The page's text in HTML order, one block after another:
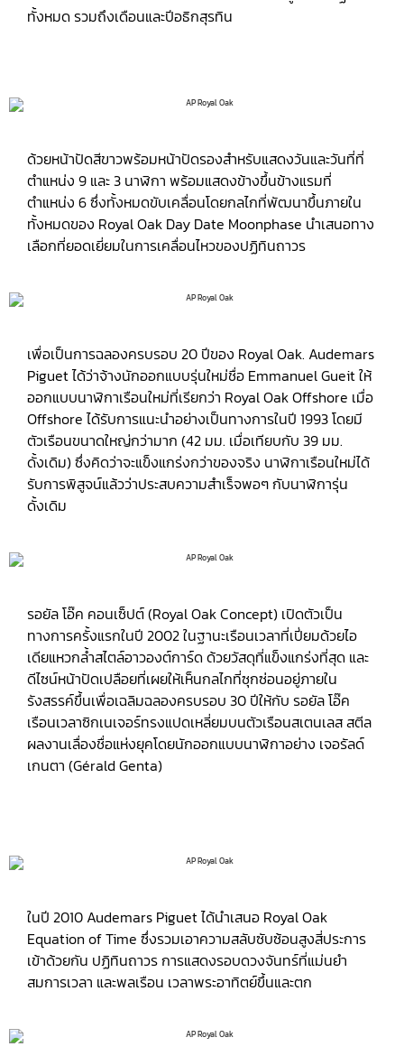
ทั้งหมด รวมถึงเดือนและปีอธิกสุรทิน
ด้วยหน้าปัดสีขาวพร้อมหน้าปัดรองสำหรับแสดงวันและวันที่ที่
ตำแหน่ง 9 และ 3 นาฬิกา พร้อมแสดงข้างขึ้นข้างแรมที่
ตำแหน่ง 6 ซึ่งทั้งหมดขับเคลื่อนโดยกลไกที่พัฒนาขึ้นภายใน
ทั้งหมดของ Royal Oak Day Date Moonphase นำเสนอทาง
เลือกที่ยอดเยี่ยมในการเคลื่อนไหวของปฏิทินถาวร
เพื่อเป็นการฉลองครบรอบ 20 ปีของ Royal Oak. Audemars
Piguet ได้ว่าจ้างนักออกแบบรุ่นใหม่ชื่อ Emmanuel Gueit ให้
ออกแบบนาฬิกาเรือนใหม่ที่เรียกว่า Royal Oak Offshore เมื่อ
Offshore ได้รับการแนะนำอย่างเป็นทางการในปี 1993 โดยมี
ตัวเรือนขนาดใหญ่กว่ามาก (42 มม. เมื่อเทียบกับ 39 มม.
ดั้งเดิม) ซึ่งคิดว่าจะแข็งแกร่งกว่าของจริง นาฬิกาเรือนใหม่ได้
รับการพิสูจน์แล้วว่าประสบความสำเร็จพอๆ กับนาฬิการุ่น
ดั้งเดิม
รอยัล โอ๊ค คอนเซ็ปต์ (Royal Oak Concept) เปิดตัวเป็น
ทางการครั้งแรกในปี 2002 ในฐานะเรือนเวลาที่เปี่ยมด้วยไอ
เดียแหวกล้ำสไตล์อาวองต์การ์ด ด้วยวัสดุที่แข็งแกร่งที่สุด และ
ดีไซน์หน้าปัดเปลือยที่เผยให้เห็นกลไกที่ซุกซ่อนอยู่ภายใน
รังสรรค์ขึ้นเพื่อเฉลิมฉลองครบรอบ 30 ปีให้กับ รอยัล โอ๊ค
เรือนเวลาซิกเนเจอร์ทรงแปดเหลี่ยมบนตัวเรือนสเตนเลส สตีล
ผลงานเลื่องชื่อแห่งยุคโดยนักออกแบบนาฬิกาอย่าง เจอรัลด์
เกนตา (Gérald Genta)
ในปี 2010 Audemars Piguet ได้นำเสนอ Royal Oak
Equation of Time ซึ่งรวมเอาความสลับซับซ้อนสูงสี่ประการ
เข้าด้วยกัน ปฏิทินถาวร การแสดงรอบดวงจันทร์ที่แม่นยำ
สมการเวลา และพลเรือน เวลาพระอาทิตย์ขึ้นและตก